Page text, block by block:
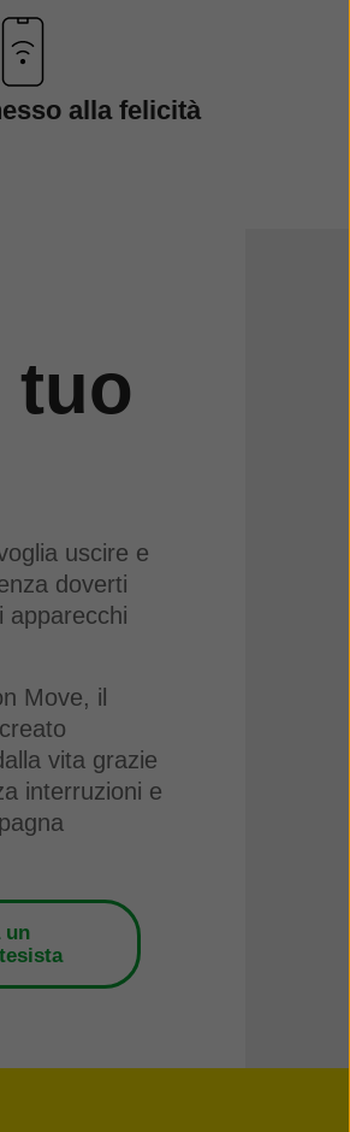
alla felicità
tuo
uscire e
doverti
apparecchi
Move, il
vita grazie
interruzioni e
un